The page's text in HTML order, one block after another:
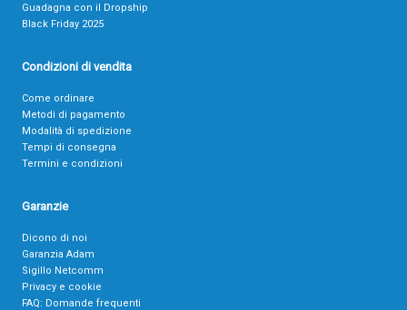
Guadagna con il Dropship
Black Friday 2025
Condizioni di vendita
Come ordinare
Metodi di pagamento
Modalità di spedizione
Tempi di consegna
Termini e condizioni
Garanzie
Dicono di noi
Garanzia Adam
Sigillo Netcomm
Privacy e cookie
FAQ: Domande frequenti